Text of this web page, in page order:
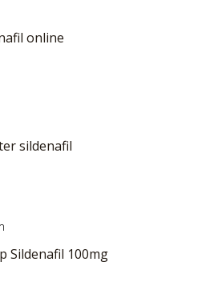
online
sildenafil
Sildenafil 100mg